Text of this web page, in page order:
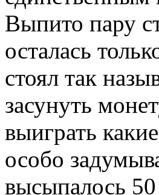
Выпито пару
осталась
стоял так
засунуть
выиграть
особо
высыпалось